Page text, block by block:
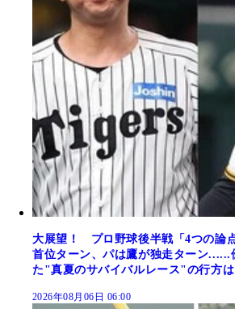
大展望！ プロ野球後半戦「4つの論
首位ターン、パは鷹が独走ターン......
た"真夏のサバイバルレース"の行方は
2026年08月06日 06:00